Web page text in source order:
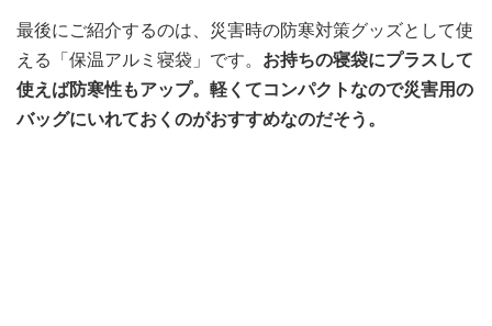
最後にご紹介するのは、災害時の防寒対策グッズとして使
える「保温アルミ寝袋」です。 お持ちの寝袋にプラスして
使えば防寒性もアップ。軽くてコンパクトなので災害用の
バッグにいれておくのがおすすめなのだそう。